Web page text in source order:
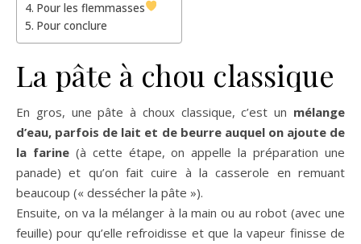
Pour les flemmasses
Pour conclure
La pâte à chou classique
En gros, une pâte à choux classique, c’est un mélange
d’eau, parfois de lait et de beurre auquel on ajoute de
la farine(à cette étape, on appelle la préparation une
panade) et qu’on fait cuire à la casserole en remuant
beaucoup (« dessécher la pâte »).
Ensuite, on va la mélanger à la main ou au robot (avec une
feuille) pour qu’elle refroidisse et que la vapeur finisse de